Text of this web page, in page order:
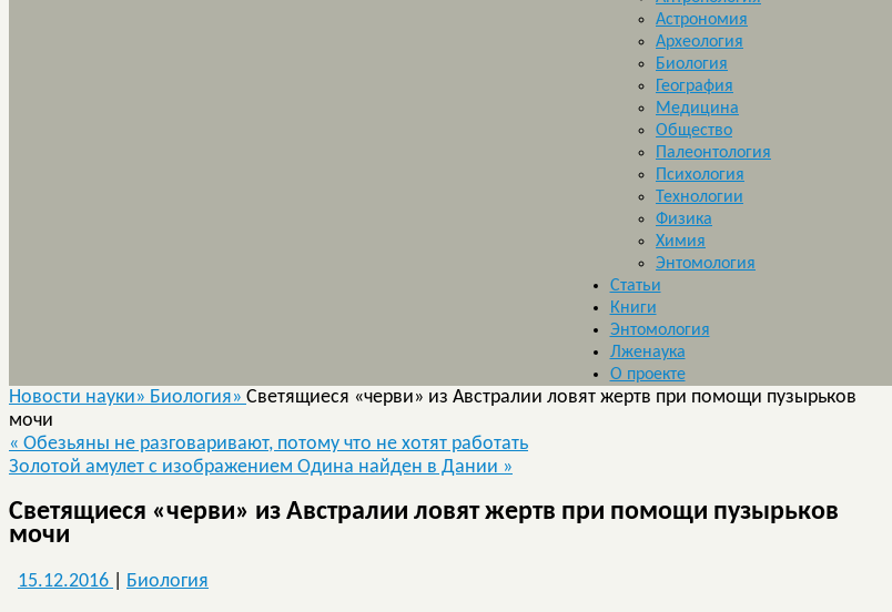
Астрономия
Археология
Биология
География
Медицина
Общество
Палеонтология
Психология
Технологии
Физика
Химия
Энтомология
Статьи
Книги
Энтомология
Лженаука
О проекте
Новости науки» Биология» Светящиеся «черви» из Австралии ловят жертв при помощи пузырьков
мочи
« Обезьяны не разговаривают, потому что не хотят работать
Золотой амулет с изображением Одина найден в Дании »
Светящиеся «черви» из Австралии ловят жертв при помощи пузырьков
мочи
15.12.2016 Биология